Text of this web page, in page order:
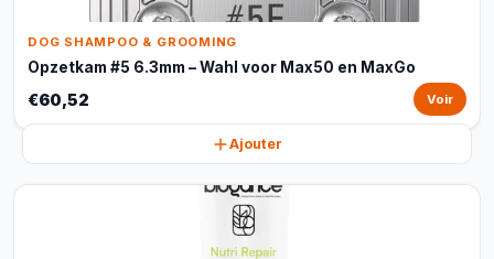
DOG SHAMPOO & GROOMING
Opzetkam #5 6.3mm – Wahl voor Max50 en MaxGo
€60,52 Voir
Ajouter